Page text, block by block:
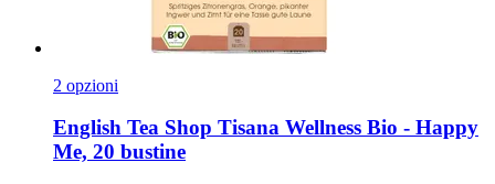
2 opzioni
English Tea Shop Tisana Wellness Bio -​ Happy
Me, 20 bustine